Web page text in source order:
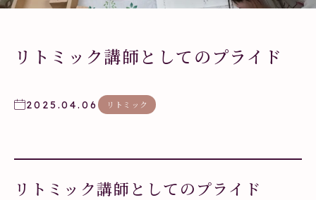
リトミック講師としてのプライド
2025.04.06 リトミック
リトミック講師としてのプライド